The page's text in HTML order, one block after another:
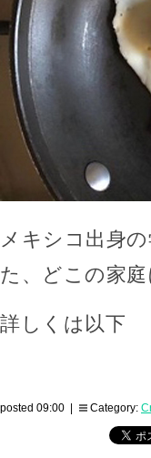
メキシコ出身
た、どこの家
詳しくは以下
posted 09:00 | Category: